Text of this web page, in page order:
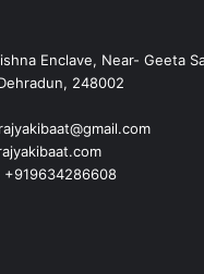
Enclave, Near- Geeta
248002
rajyakibaat@gmail.com
+919634286608